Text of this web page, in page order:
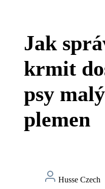
Jak
krmit
psy
plemen
Husse Czech